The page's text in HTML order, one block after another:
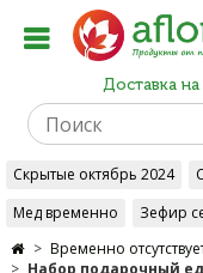
Доставка
Скрытые октябрь 2024
Мед временно
Зефир
Временно